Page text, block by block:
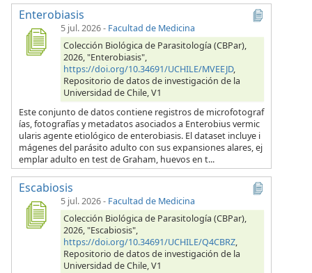
Enterobiasis
5 jul. 2026- Facultad de Medicina
Colección Biológica de Parasitología (CBPar),
2026, "Enterobiasis",
https://doi.org/10.34691/UCHILE/MVEEJD,
Repositorio de datos de investigación de la
Universidad de Chile, V1
Este conjunto de datos contiene registros de microfotograf
ías, fotografías y metadatos asociados a Enterobius vermic
ularis agente etiológico de enterobiasis. El dataset incluye i
mágenes del parásito adulto con sus expansiones alares, ej
emplar adulto en test de Graham, huevos en t...
Escabiosis
5 jul. 2026- Facultad de Medicina
Colección Biológica de Parasitología (CBPar),
2026, "Escabiosis",
https://doi.org/10.34691/UCHILE/Q4CBRZ,
Repositorio de datos de investigación de la
Universidad de Chile, V1